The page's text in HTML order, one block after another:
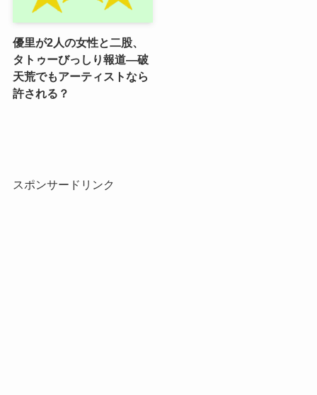
優里が2人の女性と二股、
タトゥーびっしり報道―破
天荒でもアーティストなら
許される？
スポンサードリンク